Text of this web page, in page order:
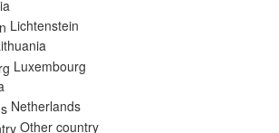
Lichtenstein
Luxembourg
Netherlands
Other country